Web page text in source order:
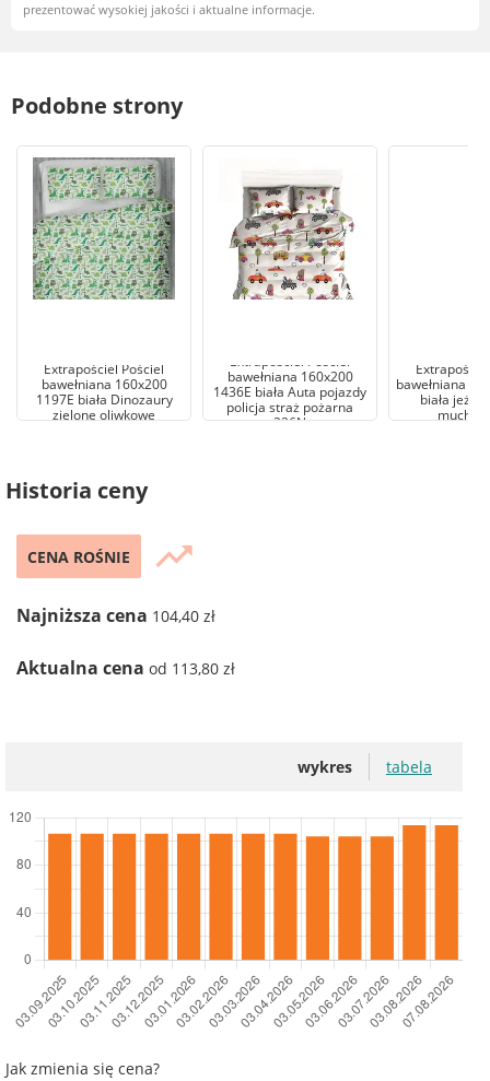
prezentować wysokiej jakości i aktualne informacje.
Podobne strony
Extrapościel Pościel
bawełniana 160x200
1197E biała Dinozaury
zielone oliwkowe
Extrapościel Pościel
bawełniana 160x200
1436E biała Auta pojazdy
policja straż pożarna
226N
bawełniana
biała jeże
Historia ceny
CENA ROŚNIE trending_up
Najniższa cena 104,40 zł
Aktualna cena od 113,80 zł
wykres tabela
Jak zmienia się cena?